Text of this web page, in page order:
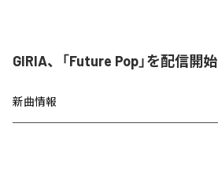
GIRIA、「Future Pop」を配信開始
新曲情報